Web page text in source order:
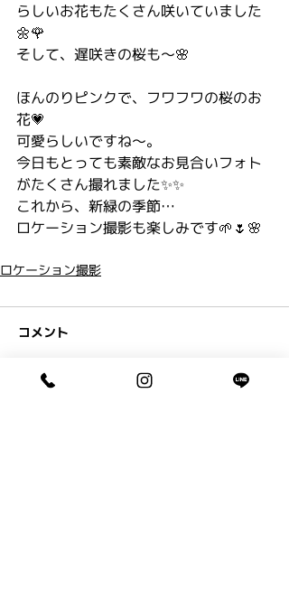
らしいお花もたくさん咲いていました
🌼🌹
そして、遅咲きの桜も〜🌸
ほんのりピンクで、フワフワの桜のお
花💗
可愛らしいですね〜。
今日もとっても素敵なお見合いフォト
がたくさん撮れました✨✨
これから、新緑の季節…
ロケーション撮影も楽しみです🌱🌷🌸
ロケーション撮影
コメント